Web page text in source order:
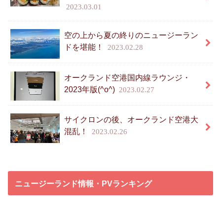
2023.03.01
空の上から夏の終りのニュージーラン
ドを堪能！
2023.02.28
オークランド空港国内線ラウンジ・
2023年版(^o^) 2023.02.27
サイクロンの後、オークランド空港大
混乱！
2023.02.26
ニュージーランド情報・PVランキング